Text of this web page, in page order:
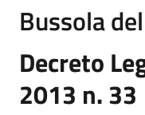
Bussola
Decreto
2013 n. 33